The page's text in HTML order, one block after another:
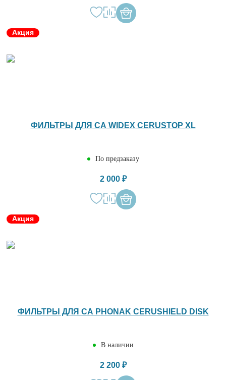
Акция
ФИЛЬТРЫ ДЛЯ СА WIDEX CERUSTOP XL
По предзаказу
2 000 ₽
Акция
ФИЛЬТРЫ ДЛЯ СА PHONAK CERUSHIELD DISK
В наличии
2 200 ₽